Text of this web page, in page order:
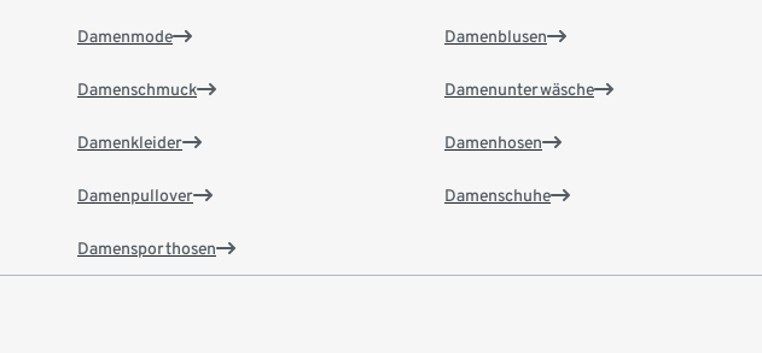
Damenmode
Damenschmuck
Damenkleider
Damenpullover
Damensporthosen
Damenblusen
Damenunterwäsche
Damenhosen
Damenschuhe